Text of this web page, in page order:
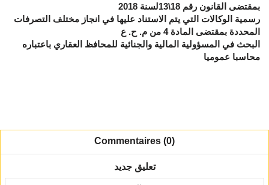
بمقتضى القانون رقم 18\13لسنة 2018
رسمية الوكالات التي يتم الاستناد عليها في انجاز مختلف التصرفات
المحددة بمقتضى المادة 4 من م. ح. ع
البحث في المسؤولية المالية والجنائية للمحافظ العقاري باعتباره
محاسبا عموميا
Commentaires (0)
تعليق جديد